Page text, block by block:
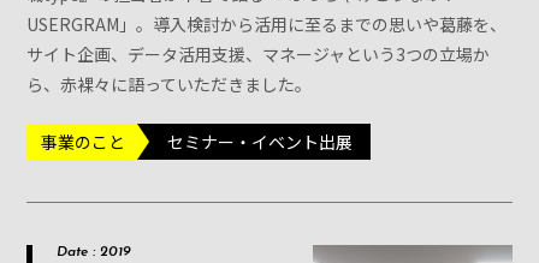
USERGRAM」。導入検討から活用に至るまでの思いや葛藤を、
サイト企画、データ活用支援、マネージャという3つの立場か
ら、赤裸々に語っていただきました。
事業のこと セミナー・イベント出展
Date : 2019